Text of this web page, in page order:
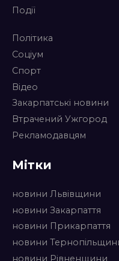
Події
Політика
Соціум
Спорт
Відео
Закарпатські новини
Втрачений Ужгород
Рекламодавцям
Мітки
новини Львівщини
новини Закарпаття
новини Прикарпаття
новини
новини Рівненщини